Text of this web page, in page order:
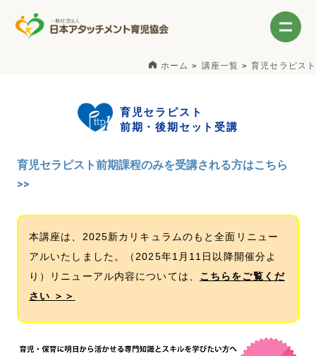
ホーム 講座一覧 育児セラピスト
育児セラピスト
前期・後期セット受講
育児セラピスト前期課程のみを受講される方はこちら
>>
本講座は、2025新カリキュラムのもと全面リニュー
アルいたしました。（2025年1月11日以降開催分よ
り）リニューアル内容については、 こちらをご覧くだ
さい ＞＞